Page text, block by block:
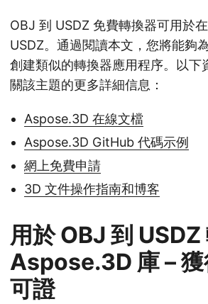
OBJ 到 USDZ 免費轉換器可用於
USDZ。通過閱讀本文，您將能夠
創建類似的轉換器應用程序。以下
關該主題的更多詳細信息：
Aspose.3D 在線文檔
Aspose.3D GitHub 代碼示例
網上免費申請
3D 文件操作指南和博客
用於 OBJ 到 USDZ
Aspose.3D 庫 –
可證